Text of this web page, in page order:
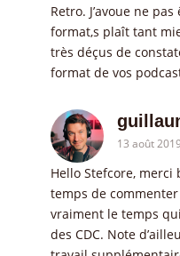
Retro. J’avoue ne
format,s plaît tant
très déçus de
format de vos
13 août
Hello Stefcore, merci
temps de commenter
vraiment le temps
des CDC. Note